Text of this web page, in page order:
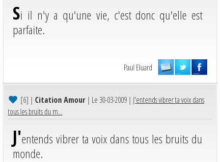
Si il n'y a qu'une vie, c'est donc qu'elle est
parfaite.
Paul Eluard
[6] | Citation Amour | Le 30-03-2009 | J'entends vibrer ta voix dans
tous les bruits du m...
J'entends vibrer ta voix dans tous les bruits du
monde.